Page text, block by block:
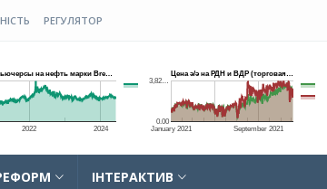
РЕГУЛЯТОР
ІНТЕРАКТИВ